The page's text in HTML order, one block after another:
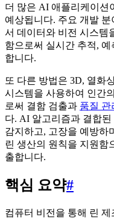
더 많은 AI 애플리케이션
예상됩니다. 주요 개발
서 데이터와 비전 시스템
함으로써 실시간 추적,
합니다.
또 다른 방법은 3D, 열화
시스템을 사용하여 인간
로써 결함 검출과 품질 관
다. AI 알고리즘과 결합
감지하고, 고장을 예방하
린 생산의 원칙을 지원함
출합니다.
핵심 요약#
컴퓨터 비전을 통해 린